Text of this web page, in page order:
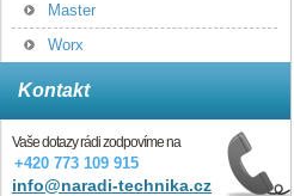
Master
Worx
Kontakt
Vaše dotazy rádi zodpovíme na
+420 773 109 915
info@naradi-technika.cz